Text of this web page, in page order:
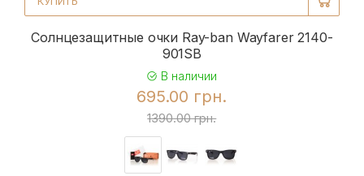
Солнцезащитные очки Ray-ban Wayfarer 2140-
901SB
В наличии
695.00 грн.
1390.00 грн.